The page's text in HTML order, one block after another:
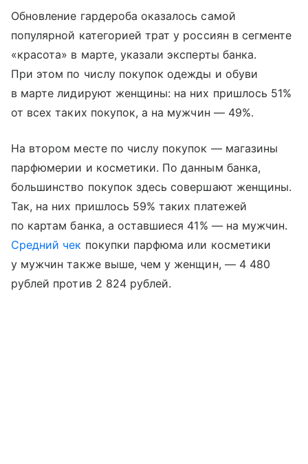
Обновление гардероба оказалось самой
популярной категорией трат у россиян в сегменте
«красота» в марте, указали эксперты банка.
При этом по числу покупок одежды и обуви
в марте лидируют женщины: на них пришлось 51%
от всех таких покупок, а на мужчин — 49%.
На втором месте по числу покупок — магазины
парфюмерии и косметики. По данным банка,
большинство покупок здесь совершают женщины.
Так, на них пришлось 59% таких платежей
по картам банка, а оставшиеся 41% — на мужчин.
Средний чек покупки парфюма или косметики
у мужчин также выше, чем у женщин, — 4 480
рублей против 2 824 рублей.